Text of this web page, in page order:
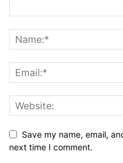
Save my name, email,
next time I comment.